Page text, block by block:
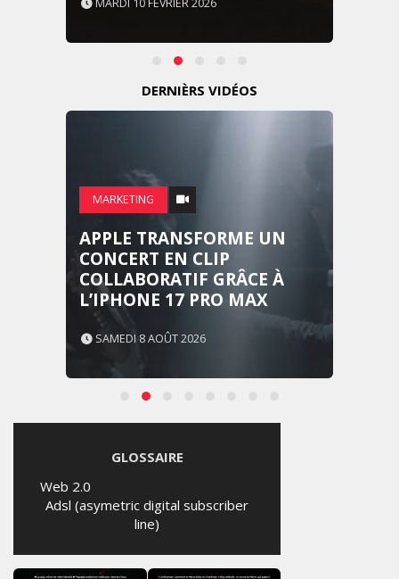
MARDI 10 FÉVRIER 2026
DERNIÈRS VIDÉOS
MARKETING
APPLE TRANSFORME UN
CONCERT EN CLIP
COLLABORATIF GRÂCE À
L’IPHONE 17 PRO MAX
SAMEDI 8 AOÛT 2026
GLOSSAIRE
Web 2.0
Adsl (asymetric digital subscriber
line)